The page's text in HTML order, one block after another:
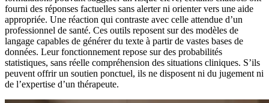
fourni des réponses factuelles sans alerter ni orienter vers une aide
appropriée. Une réaction qui contraste avec celle attendue d’un
professionnel de santé. Ces outils reposent sur des modèles de
langage capables de générer du texte à partir de vastes bases de
données. Leur fonctionnement repose sur des probabilités
statistiques, sans réelle compréhension des situations cliniques. S’ils
peuvent offrir un soutien ponctuel, ils ne disposent ni du jugement ni
de l’expertise d’un thérapeute.